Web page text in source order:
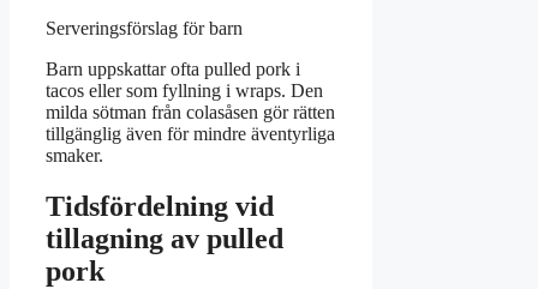
Serveringsförslag för barn
Barn uppskattar ofta pulled pork i
tacos eller som fyllning i wraps. Den
milda sötman från colasåsen gör rätten
tillgänglig även för mindre äventyrliga
smaker.
Tidsfördelning vid
tillagning av pulled
pork